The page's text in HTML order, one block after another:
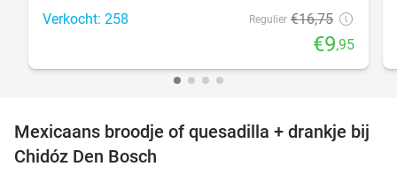
Verkocht: 258 Regulier €16,75
€9,95
37%
Mexicaans broodje of quesadilla + drankje bij
Chidóz Den Bosch